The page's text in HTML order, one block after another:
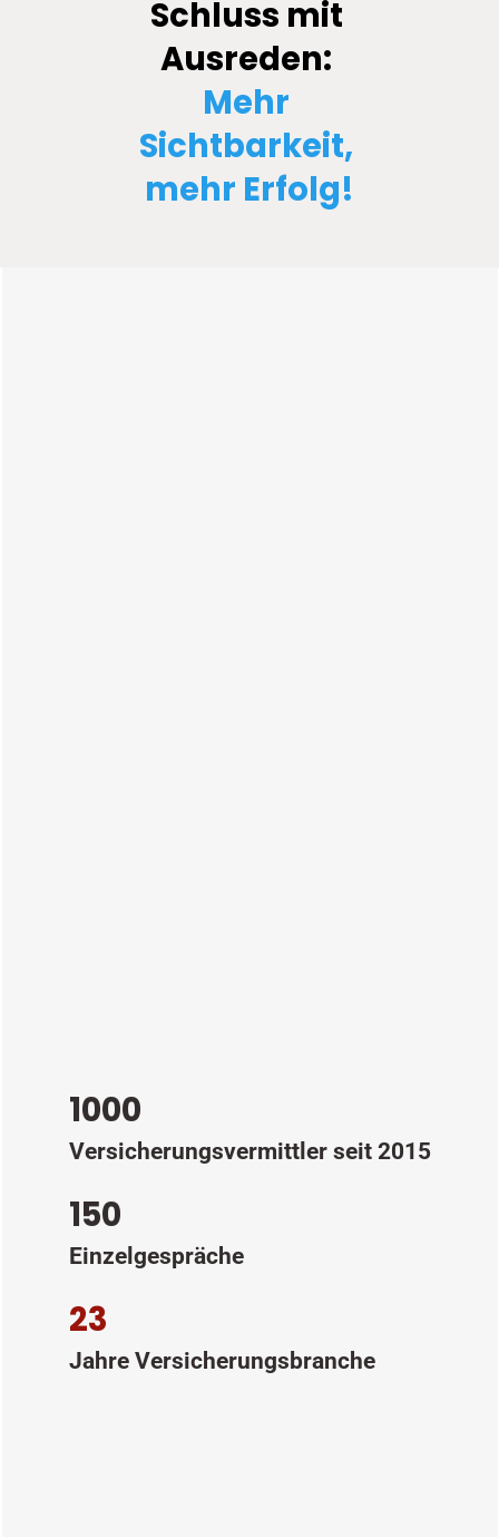
Schluss mit
Ausreden:
Mehr
Sichtbarkeit,
mehr Erfolg!
1000
Versicherungsvermittler seit 2015
150
Einzelgespräche
23
Jahre Versicherungsbranche